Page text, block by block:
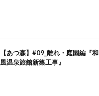
【あつ森】#09_離れ・庭園編『和
風温泉旅館新築工事』